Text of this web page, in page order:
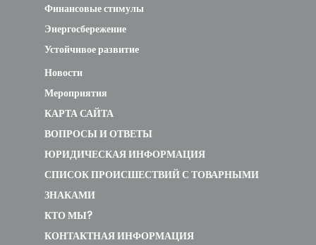
Финансовые стимулы
Энергосбережение
Устойчивое развитие
Новости
Мероприятия
КАРТА САЙТА
ВОПРОСЫ И ОТВЕТЫ
ЮРИДИЧЕСКАЯ ИНФОРМАЦИЯ
СПИСОК ПРОИСШЕСТВИЙ С ТОВАРНЫМИ
ЗНАКАМИ
КТО МЫ?
КОНТАКТНАЯ ИНФОРМАЦИЯ